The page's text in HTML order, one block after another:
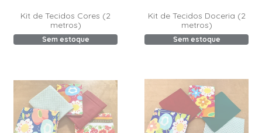
Kit de Tecidos Cores (2
metros)
Sem estoque
Kit de Tecidos Doceria (2
metros)
Sem estoque